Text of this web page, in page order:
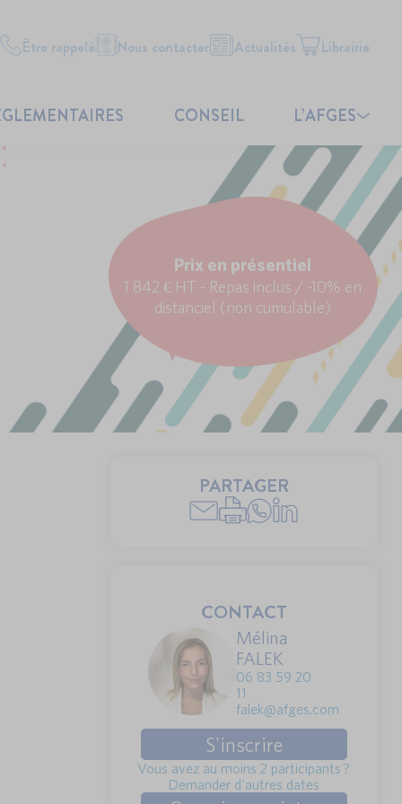
Être rappelé Nous contacter Actualités Librairie
CONSEIL L’AFGES
Prix en présentiel
1 842 € HT - Repas inclus / -10% en
distanciel (non cumulable)
PARTAGER
CONTACT
Mélina
FALEK
06 83 59 20
11
falek@afges.com
S'inscrire
Vous avez au moins 2 participants ?
Demander d'autres dates